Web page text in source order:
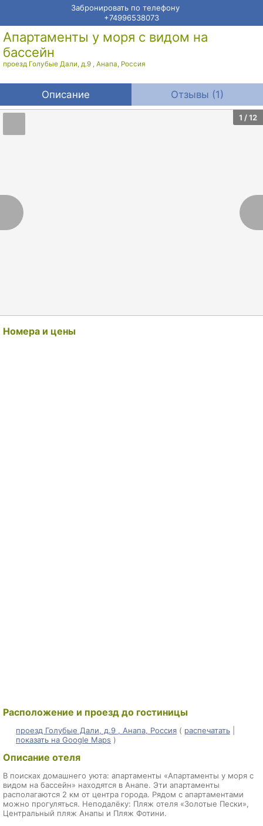
Забронировать по телефону
+74996538073
Апартаменты у моря с видом на
бассейн
проезд Голубые Дали, д.9 , Анапа, Россия
Описание Отзывы (1)
1 / 12
Номера и цены
Расположение и проезд до гостиницы
проезд Голубые Дали, д.9 , Анапа, Россия ( распечатать
показать на Google Maps )
Описание отеля
В поисках домашнего уюта: апартаменты «Апартаменты у моря с
видом на бассейн» находятся в Анапе. Эти апартаменты
располагаются 2 км от центра города. Рядом с апартаментами
можно прогуляться. Неподалёку: Пляж отеля «Золотые Пески»,
Центральный пляж Анапы и Пляж Фотини.